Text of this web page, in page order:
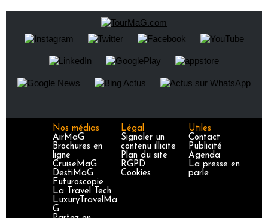
Nos médias
AirMaG
Brochures en
ligne
CruiseMaG
DestiMaG
Futuroscopie
La Travel Tech
LuxuryTravelMa
G
Légal
Signaler un
contenu illicite
Plan du site
RGPD
Cookies
Utiles
Contact
Publicité
Agenda
La presse en
parle